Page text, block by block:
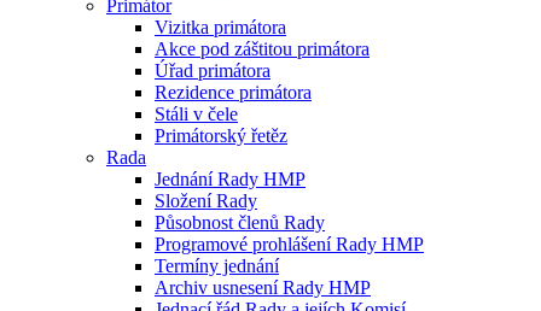
Primátor
Vizitka primátora
Akce pod záštitou primátora
Úřad primátora
Rezidence primátora
Stáli v čele
Primátorský řetěz
Rada
Jednání Rady HMP
Složení Rady
Působnost členů Rady
Programové prohlášení Rady HMP
Termíny jednání
Archiv usnesení Rady HMP